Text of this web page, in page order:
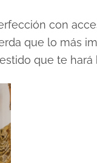
con
que lo más
que te